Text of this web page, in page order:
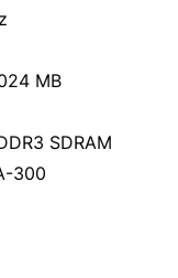
MB
SDRAM
300